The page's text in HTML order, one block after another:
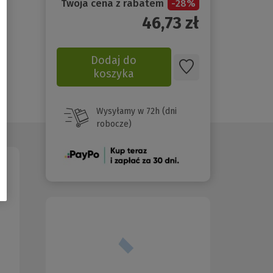
Twoja cena z rabatem -28%
46,73 zł
Dodaj do
koszyka
Wysyłamy w 72h (dni
robocze)
(Nowe